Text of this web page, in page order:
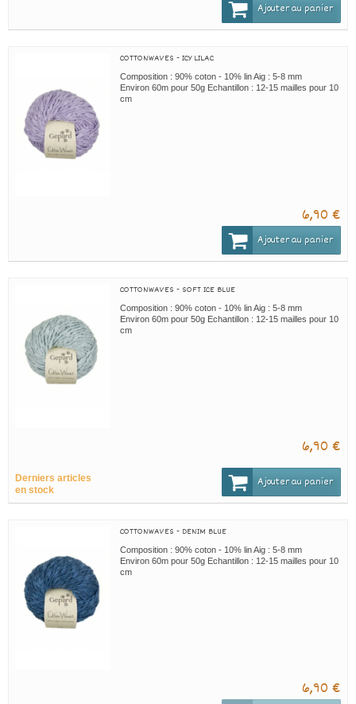
Ajouter au panier
COTTONWAVES - ICY LILAC
Composition : 90% coton - 10% lin Aig : 5-8 mm
Environ 60m pour 50g Echantillon : 12-15 mailles pour 10
cm
6,90 €
Ajouter au panier
COTTONWAVES - SOFT ICE BLUE
Composition : 90% coton - 10% lin Aig : 5-8 mm
Environ 60m pour 50g Echantillon : 12-15 mailles pour 10
cm
6,90 €
Derniers articles
en stock
Ajouter au panier
COTTONWAVES - DENIM BLUE
Composition : 90% coton - 10% lin Aig : 5-8 mm
Environ 60m pour 50g Echantillon : 12-15 mailles pour 10
cm
6,90 €